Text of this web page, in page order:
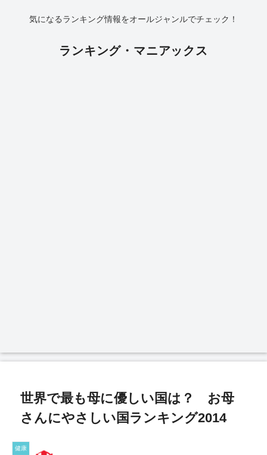
気になるランキング情報をオールジャンルでチェック！
ランキング・マニアックス
世界で最も母に優しい国は？ お母
さんにやさしい国ランキング2014
健康